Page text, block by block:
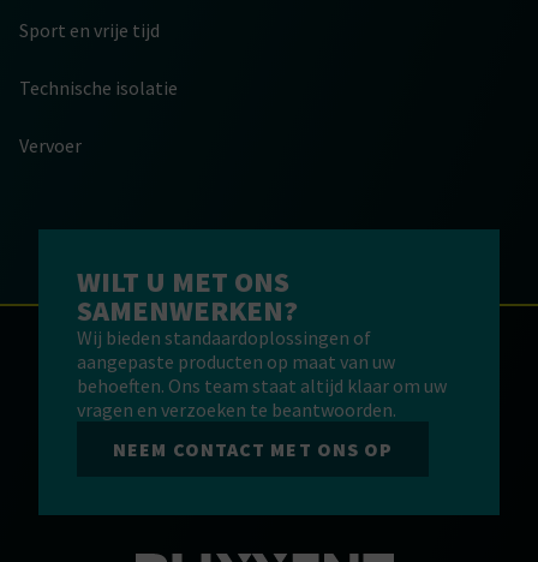
Sport en vrije tijd
Technische isolatie
Vervoer
WILT U MET ONS
SAMENWERKEN?
Wij bieden standaardoplossingen of
aangepaste producten op maat van uw
behoeften. Ons team staat altijd klaar om uw
vragen en verzoeken te beantwoorden.
NEEM CONTACT MET ONS OP